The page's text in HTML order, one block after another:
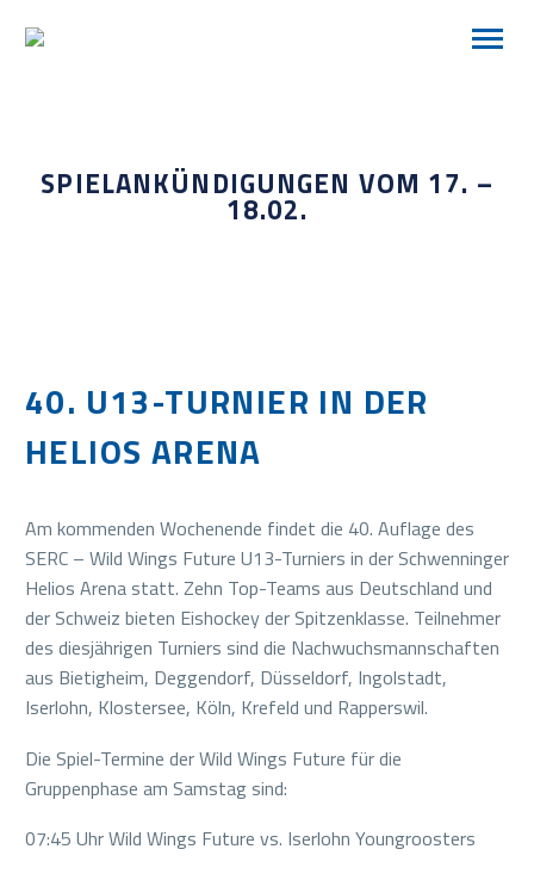
SPIELANKÜNDIGUNGEN VOM 17. –
18.02.
40. U13-TURNIER IN DER
HELIOS ARENA
Am kommenden Wochenende findet die 40. Auflage des
SERC – Wild Wings Future U13-Turniers in der Schwenninger
Helios Arena statt. Zehn Top-Teams aus Deutschland und
der Schweiz bieten Eishockey der Spitzenklasse. Teilnehmer
des diesjährigen Turniers sind die Nachwuchsmannschaften
aus Bietigheim, Deggendorf, Düsseldorf, Ingolstadt,
Iserlohn, Klostersee, Köln, Krefeld und Rapperswil.
Die Spiel-Termine der Wild Wings Future für die
Gruppenphase am Samstag sind:
07:45 Uhr Wild Wings Future vs. Iserlohn Youngroosters